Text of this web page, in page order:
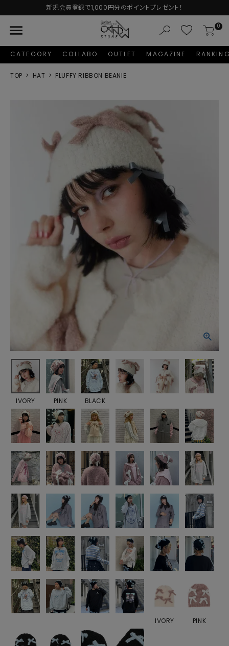
新規会員登録で1,000円分のポイントプレゼント！
menu 0
CATEGORY COLLABO OUTLET MAGAZINE
TOP HAT FLUFFY RIBBON BEANIE
IVORY PINK BLACK
IVORY PINK